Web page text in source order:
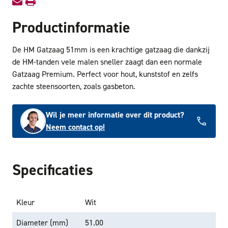
Productinformatie
De HM Gatzaag 51mm is een krachtige gatzaag die dankzij
de HM-tanden vele malen sneller zaagt dan een normale
Gatzaag Premium. Perfect voor hout, kunststof en zelfs
zachte steensoorten, zoals gasbeton.
Wil je meer informatie over dit product?
Neem contact op!
Specificaties
Kleur
Wit
Diameter (mm)
51.00